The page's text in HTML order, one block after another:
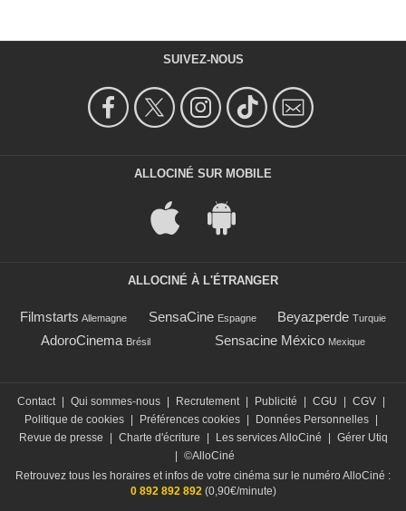
SUIVEZ-NOUS
ALLOCINÉ SUR MOBILE
ALLOCINÉ À L'ÉTRANGER
Filmstarts Allemagne SensaCine Espagne Beyazperde Turquie
AdoroCinema Brésil Sensacine México Mexique
Contact Qui sommes-nous Recrutement Publicité CGU CGV
Politique de cookies
Préférences cookies Données Personnelles
Revue de presse
Charte d'écriture Les services AlloCiné
Gérer Utiq
©AlloCiné
Retrouvez tous les horaires et infos de votre cinéma sur le numéro AlloCiné :
0 892 892 892(0,90€/minute)